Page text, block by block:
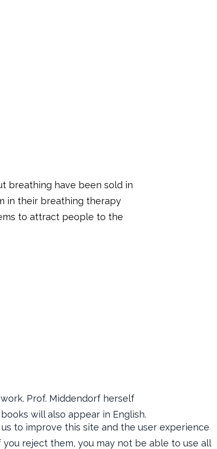
breathing have been sold in
in their breathing therapy
to attract people to the
Prof. Middendorf herself
will also appear in English.
to improve this site and the user experience
reject them, you may not be able to use all